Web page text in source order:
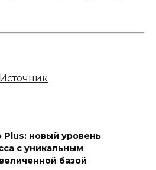
Источник
Plus: новый уровень
с уникальным
базой